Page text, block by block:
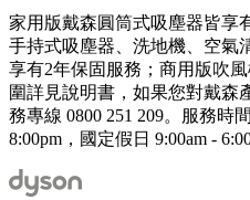
家用版戴森圓筒式吸塵器皆享
手持式吸塵器、洗地機、空氣
享有2年保固服務；商用版吹
圍詳見說明書，如果您對戴森
務專線 0800 251 209。服務時
8:00pm，國定假日 9:00am -